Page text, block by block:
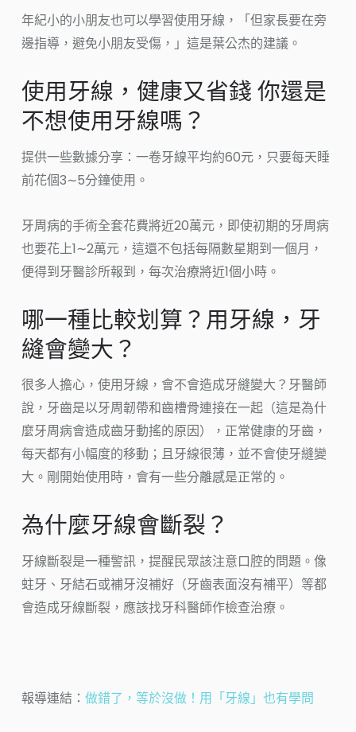
年紀小的小朋友也可以學習使用牙線，「但家長要在旁
邊指導，避免小朋友受傷，」這是葉公杰的建議。
使用牙線，健康又省錢 你還是
不想使用牙線嗎？
提供一些數據分享：一卷牙線平均約60元，只要每天睡
前花個3∼5分鐘使用。
牙周病的手術全套花費將近20萬元，即使初期的牙周病
也要花上1∼2萬元，這還不包括每隔數星期到一個月，
便得到牙醫診所報到，每次治療將近1個小時。
哪一種比較划算？用牙線，牙
縫會變大？
很多人擔心，使用牙線，會不會造成牙縫變大？牙醫師
說，牙齒是以牙周韌帶和齒槽骨連接在一起（這是為什
麼牙周病會造成齒牙動搖的原因），正常健康的牙齒，
每天都有小幅度的移動；且牙線很薄，並不會使牙縫變
大。剛開始使用時，會有一些分離感是正常的。
為什麼牙線會斷裂？
牙線斷裂是一種警訊，提醒民眾該注意口腔的問題。像
蛀牙、牙結石或補牙沒補好（牙齒表面沒有補平）等都
會造成牙線斷裂，應該找牙科醫師作檢查治療。
報導連結： 做錯了，等於沒做！用「牙線」也有學問